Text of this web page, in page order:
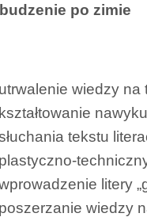
po zimie
utrwalenie wiedzy na
kształtowanie
tekstu
plastyczno-
litery
poszerzanie wiedzy